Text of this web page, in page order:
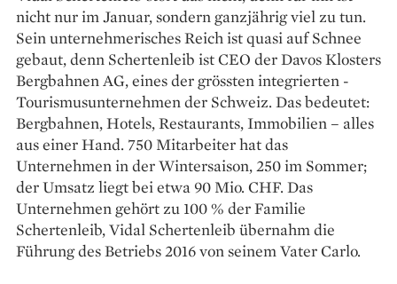
nicht nur im Januar, sondern ­ganzjährig viel zu tun.
Sein unternehmerisches Reich ist quasi auf Schnee
gebaut, denn Schertenleib ist CEO der Davos Klosters
Bergbahnen AG, eines der grössten integrierten ­
Tourismusunternehmen der Schweiz. Das bedeutet:
Bergbahnen, Hotels, Restaurants, Immobilien – alles
aus einer Hand. 750 Mitarbeiter hat das
Unternehmen in der Wintersaison, 250 im Sommer;
der Umsatz liegt bei etwa 90 Mio. CHF. Das
Unternehmen gehört zu 100 % der Familie
Schertenleib, Vidal Schertenleib übernahm die
Führung des Betriebs 2016 von seinem Vater Carlo.